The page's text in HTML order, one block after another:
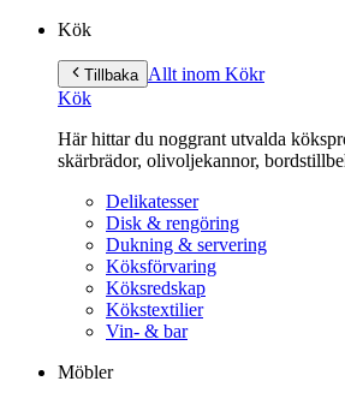
Kök
Tillbaka Allt inom Kökr
Kök
Här hittar du noggrant utvalda
skärbrädor, olivoljekannor,
Delikatesser
Disk & rengöring
Dukning & servering
Köksförvaring
Köksredskap
Kökstextilier
Vin- & bar
Möbler